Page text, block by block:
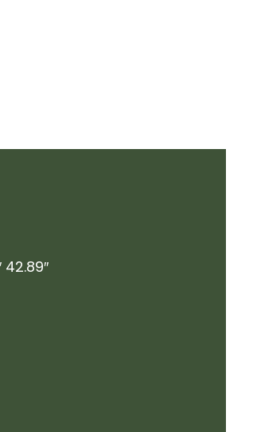
42.89″